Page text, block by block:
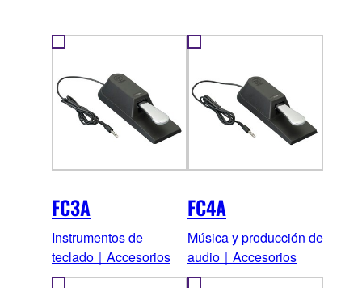
FC3A
Instrumentos de
teclado｜Accesorios
FC4A
Música y producción de
audio｜Accesorios